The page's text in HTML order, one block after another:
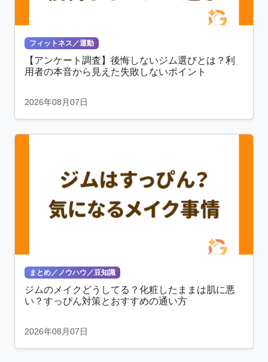
フィットネス／運動
【アンケート調査】後悔しないジム選びとは？利
用者の本音から見えた失敗しないポイント
2026年08月07日
まとめ／ノウハウ／豆知識
ジムのメイクどうしてる？化粧したままは肌に悪
い？すっぴん対策とおすすめの通い方
2026年08月07日